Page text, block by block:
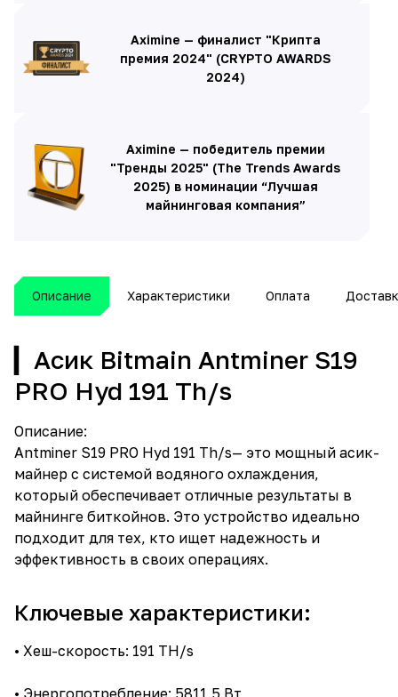
Aximine — финалист "Крипта
премия 2024" (CRYPTO AWARDS
2024)
Aximine — победитель премии
"Тренды 2025" (The Trends Awards
2025) в номинации “Лучшая
майнинговая компания”
Описание Характеристики Оплата
▎Асик Bitmain Antminer S19
PRO Hyd 191 Th/s
Описание:
Antminer S19 PRO Hyd 191 Th/s— это мощный асик-
майнер с системой водяного охлаждения,
который обеспечивает отличные результаты в
майнинге биткойнов. Это устройство идеально
подходит для тех, кто ищет надежность и
эффективность в своих операциях.
Ключевые характеристики:
• Хеш-скорость: 191 TH/s
• Энергопотребление: 5811,5 Вт